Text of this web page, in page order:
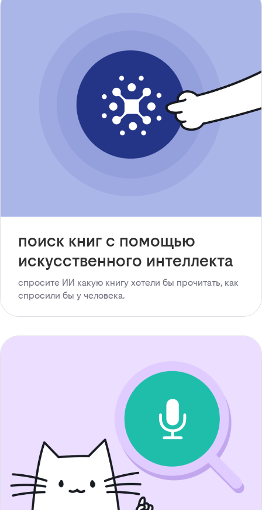
поиск книг с помощью
искусственного интеллекта
спросите ИИ какую книгу хотели бы прочитать, как
спросили бы у человека.